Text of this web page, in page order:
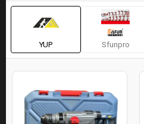
YUP Sfunpro